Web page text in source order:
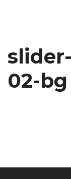
02-bg